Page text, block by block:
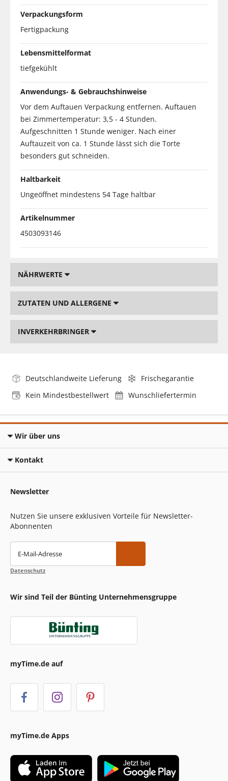
Verpackungsform
Fertigpackung
Lebensmittelformat
tiefgekühlt
Anwendungs- & Gebrauchshinweise
Vor dem Auftauen Verpackung entfernen. Auftauen
bei Zimmertemperatur: 3,5 - 4 Stunden.
Aufgeschnitten 1 Stunde weniger. Nach einer
Auftauzeit von ca. 1 Stunde lässt sich die Torte
besonders gut schneiden.
Haltbarkeit
Ungeöffnet mindestens 54 Tage haltbar
Artikelnummer
4503093146
NÄHRWERTE
ZUTATEN UND ALLERGENE
INVERKEHRBRINGER
Deutschlandweite Lieferung
Frischegarantie
Kein Mindestbestellwert
Wunschliefertermin
Wir über uns
Kontakt
Newsletter
Nutzen Sie unsere exklusiven Vorteile für Newsletter-
Abonnenten
E-Mail-Adresse
Datenschutz
Wir sind Teil der Bünting Unternehmensgruppe
myTime.de auf
myTime.de Apps